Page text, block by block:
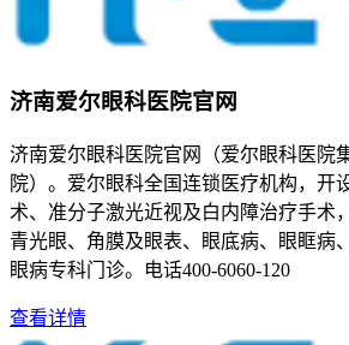
济南爱尔眼科医院官网
济南爱尔眼科医院官网（爱尔眼科医院
院）。爱尔眼科全国连锁医疗机构，开
术、准分子激光近视及白内障治疗手术
青光眼、角膜及眼表、眼底病、眼眶病
眼病专科门诊。电话400-6060-120
查看详情